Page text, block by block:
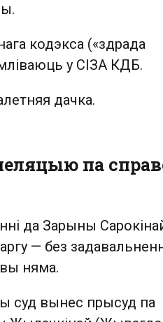
кодэкса («здрада
у СІЗА КДБ.
дачка.
па
да Зарыны
— без
няма.
суд вынес прысуд па